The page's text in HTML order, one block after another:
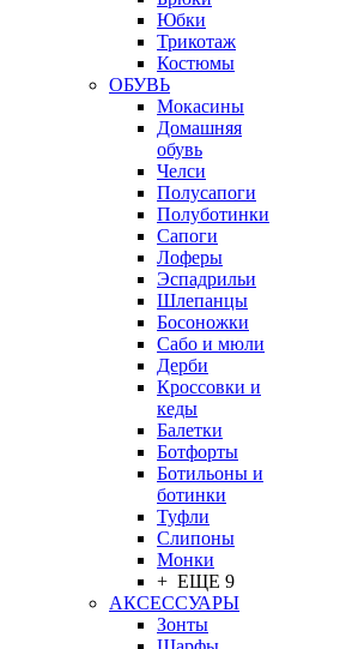
Юбки
Трикотаж
Костюмы
ОБУВЬ
Мокасины
Домашняя
обувь
Челси
Полусапоги
Полуботинки
Сапоги
Лоферы
Эспадрильи
Шлепанцы
Босоножки
Сабо и мюли
Дерби
Кроссовки и
кеды
Балетки
Ботфорты
Ботильоны и
ботинки
Туфли
Слипоны
Монки
+ ЕЩЕ 9
АКСЕССУАРЫ
Зонты